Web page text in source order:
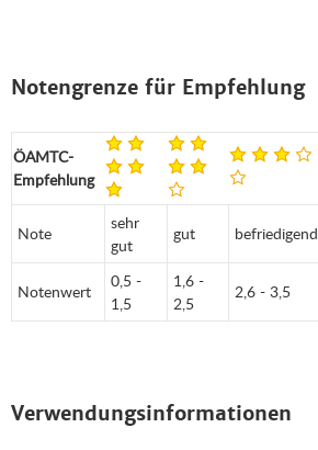
Notengrenze für Empfehlung
ÖAMTC-
Empfehlung
Note
sehr
gut
gut befriedigend
Notenwert
0,5 -
1,5
1,6 -
2,5
2,6 - 3,5
Verwendungsinformationen